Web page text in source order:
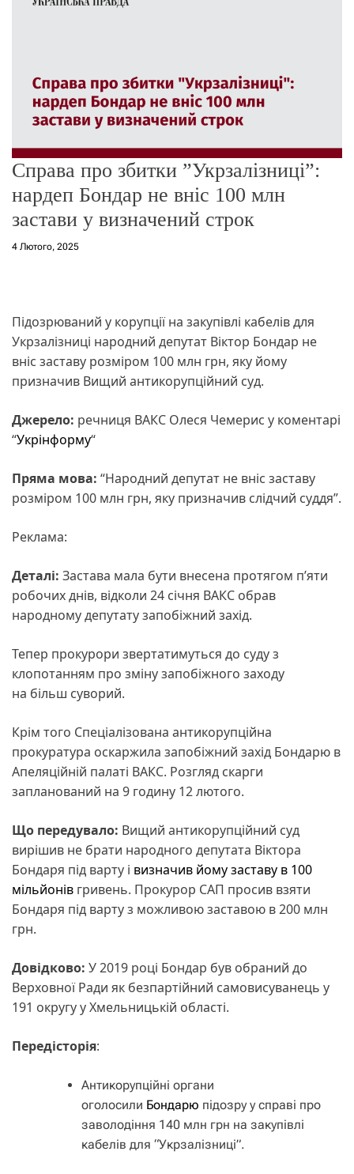
м
у
Справа про збитки ”Укрзалізниці”:
нардеп Бондар не вніс 100 млн
застави у визначений строк
4 Лютого, 2025
Підозрюваний у корупції на закупівлі кабелів для
Укрзалізниці народний депутат Віктор Бондар не
вніс заставу розміром 100 млн грн, яку йому
призначив Вищий антикорупційний суд.
Джерело: речниця ВАКС Олеся Чемерис у коментарі
“Укрінформу“
Пряма мова: “Народний депутат не вніс заставу
розміром 100 млн грн, яку призначив слідчий суддя”.
Реклама:
Деталі: Застава мала бути внесена протягом п’яти
робочих днів, відколи 24 січня ВАКС обрав
народному депутату запобіжний захід.
Тепер прокурори звертатимуться до суду з
клопотанням про зміну запобіжного заходу
на більш суворий.
Крім того Спеціалізована антикорупційна
прокуратура оскаржила запобіжний захід Бондарю в
Апеляційній палаті ВАКС. Розгляд скарги
запланований на 9 годину 12 лютого.
Що передувало: Вищий антикорупційний суд
вирішив не брати народного депутата Віктора
Бондаря під варту і визначив йому заставу в 100
мільйонів гривень. Прокурор САП просив взяти
Бондаря під варту з можливою заставою в 200 млн
грн.
Довідково: У 2019 році Бондар був обраний до
Верховної Ради як безпартійний самовисуванець у
191 округу у Хмельницькій області.
Передісторія:
Антикорупційні органи
оголосили Бондарю підозру у справі про
заволодіння 140 млн грн на закупівлі
кабелів для “Укрзалізниці”.